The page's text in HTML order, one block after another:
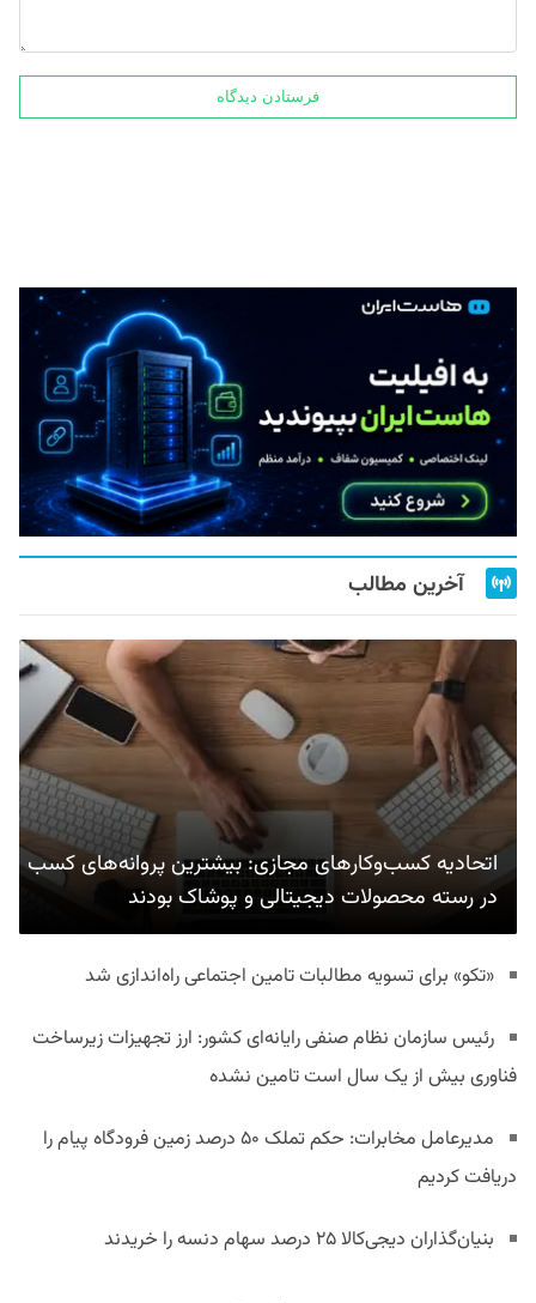
آخرین مطالب
اتحادیه کسب‌وکارهای مجازی: بیشترین پروانه‌های کسب
در رسته محصولات دیجیتالی و پوشاک بودند
«تکو» برای تسویه مطالبات تامین اجتماعی راه‌اندازی شد
رئیس سازمان نظام صنفی رایانه‌ای کشور: ارز تجهیزات زیرساخت
فناوری بیش از یک سال است تامین نشده
مدیرعامل مخابرات: حکم تملک ۵۰ درصد زمین فرودگاه پیام را
دریافت کردیم
بنیان‌گذاران دیجی‌کالا ۲۵ درصد سهام دنسه را خریدند